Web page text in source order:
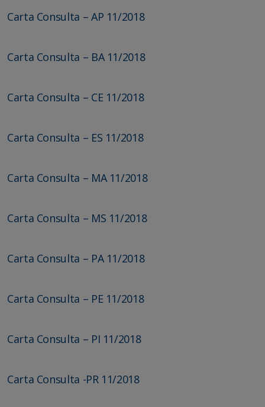
Carta Consulta – AP 11/2018
Carta Consulta – BA 11/2018
Carta Consulta – CE 11/2018
Carta Consulta – ES 11/2018
Carta Consulta – MA 11/2018
Carta Consulta – MS 11/2018
Carta Consulta – PA 11/2018
Carta Consulta – PE 11/2018
Carta Consulta – PI 11/2018
Carta Consulta -PR 11/2018